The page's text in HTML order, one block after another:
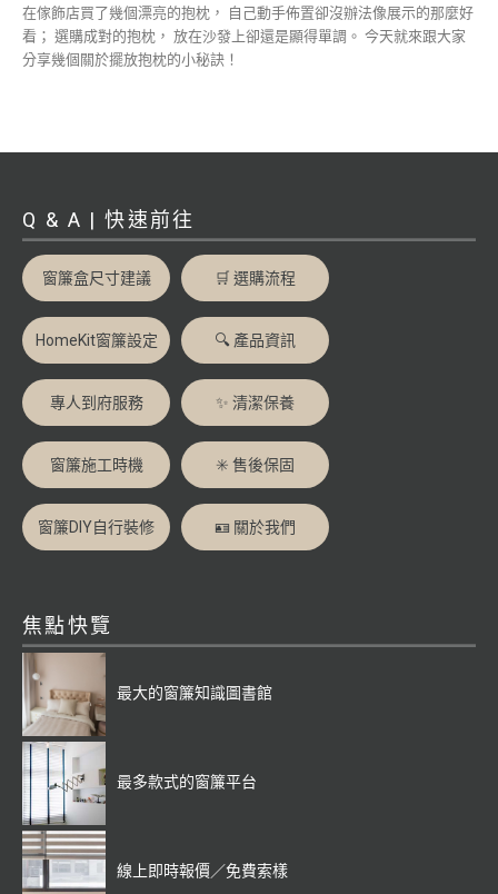
在傢飾店買了幾個漂亮的抱枕， 自己動手佈置卻沒辦法像展示的那麼好
看； 選購成對的抱枕， 放在沙發上卻還是顯得單調。 今天就來跟大家
分享幾個關於擺放抱枕的小秘訣！
Q & A | 快速前往
窗簾盒尺寸建議 🛒 選購流程
HomeKit窗簾設定 🔍 產品資訊
專人到府服務 ✨ 清潔保養
窗簾施工時機 ✳️ 售後保固
窗簾DIY自行裝修 🪪 關於我們
焦點快覽
最大的窗簾知識圖書館
最多款式的窗簾平台
線上即時報價／免費索樣